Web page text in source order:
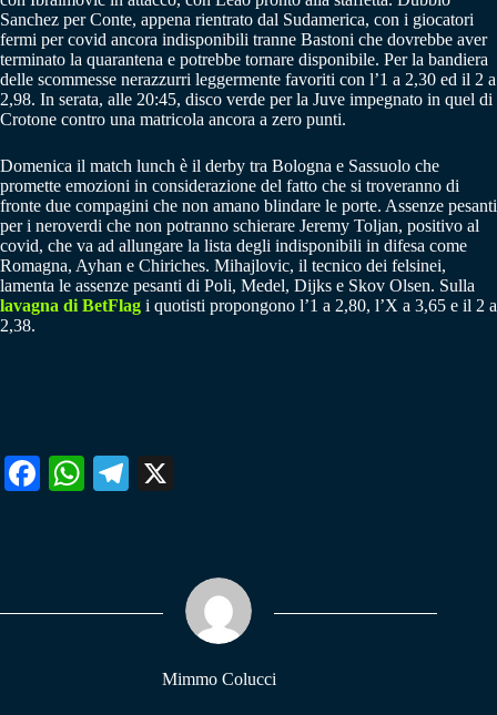
Sanchez per Conte, appena rientrato dal Sudamerica, con i giocatori
fermi per covid ancora indisponibili tranne Bastoni che dovrebbe aver
terminato la quarantena e potrebbe tornare disponibile. Per la bandiera
delle scommesse nerazzurri leggermente favoriti con l’1 a 2,30 ed il 2 a
2,98. In serata, alle 20:45, disco verde per la Juve impegnato in quel di
Crotone contro una matricola ancora a zero punti.
Domenica il match lunch è il derby tra Bologna e Sassuolo che
promette emozioni in considerazione del fatto che si troveranno di
fronte due compagini che non amano blindare le porte. Assenze pesanti
per i neroverdi che non potranno schierare Jeremy Toljan, positivo al
covid, che va ad allungare la lista degli indisponibili in difesa come
Romagna, Ayhan e Chiriches. Mihajlovic, il tecnico dei felsinei,
lamenta le assenze pesanti di Poli, Medel, Dijks e Skov Olsen. Sulla
lavagna di BetFlag i quotisti propongono l’1 a 2,80, l’X a 3,65 e il 2 a
2,38.
Fa W
pp
Te
m
Mimmo Colucci